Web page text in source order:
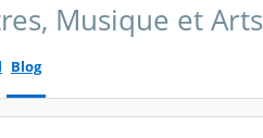
Musique et Arts
Blog